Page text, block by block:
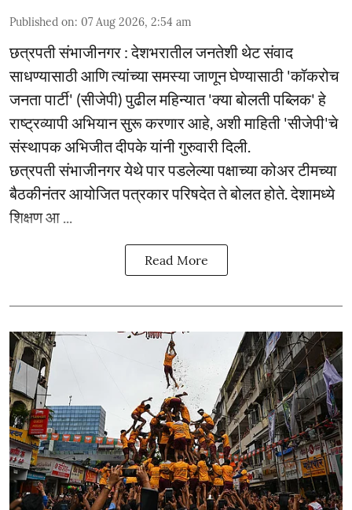
Published on: 07 Aug 2026, 2:54 am
छत्रपती संभाजीनगर : देशभरातील जनतेशी थेट संवाद
साधण्यासाठी आणि त्यांच्या समस्या जाणून घेण्यासाठी 'कॉकरोच
जनता पार्टी' (सीजेपी) पुढील महिन्यात 'क्या बोलती पब्लिक' हे
राष्ट्रव्यापी अभियान सुरू करणार आहे, अशी माहिती 'सीजेपी'चे
संस्थापक अभिजीत दीपके यांनी गुरुवारी दिली.
छत्रपती संभाजीनगर येथे पार पडलेल्या पक्षाच्या कोअर टीमच्या
बैठकीनंतर आयोजित पत्रकार परिषदेत ते बोलत होते. देशामध्ये
शिक्षण आ ...
Read More